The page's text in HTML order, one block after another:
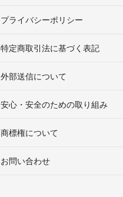
プライバシーポリシー
特定商取引法に基づく表記
外部送信について
安心・安全のための取り組み
商標権について
お問い合わせ